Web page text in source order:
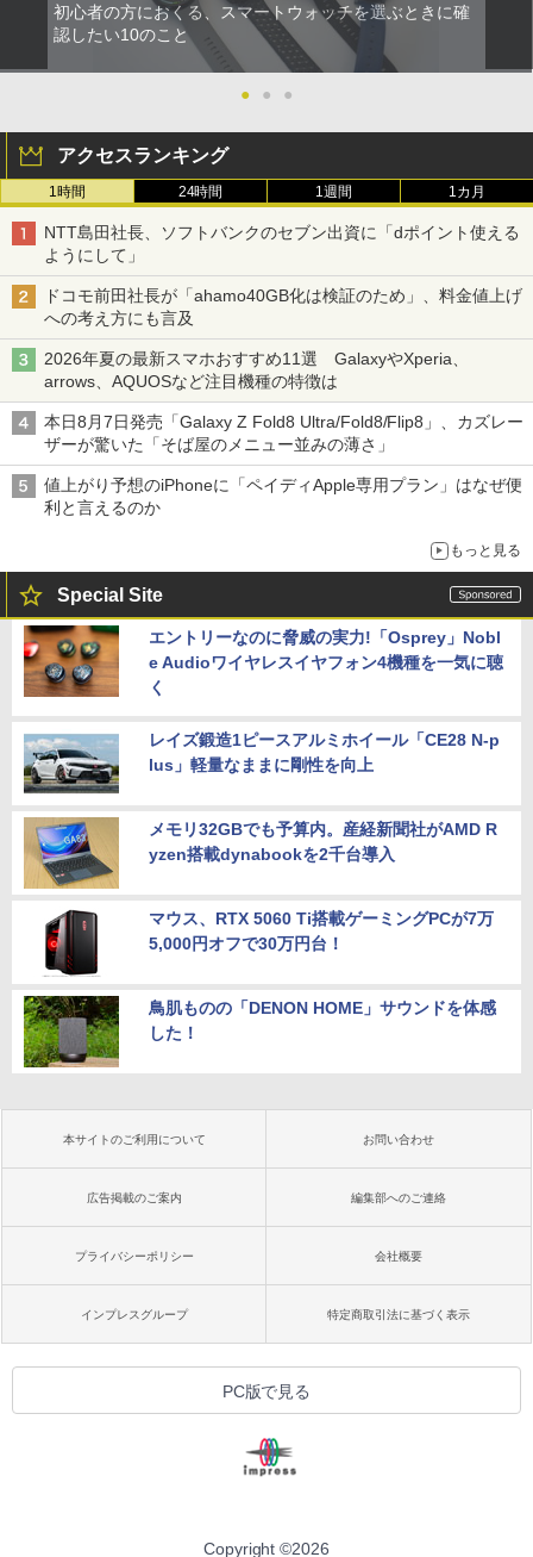
初心者の方におくる、スマートウォッチを選ぶときに確
認したい10のこと
● ● ●
アクセスランキング
1時間 24時間 1週間 1カ月
NTT島田社長、ソフトバンクのセブン出資に「dポイント使える
ようにして」
ドコモ前田社長が「ahamo40GB化は検証のため」、料金値上げ
への考え方にも言及
2026年夏の最新スマホおすすめ11選 GalaxyやXperia、
arrows、AQUOSなど注目機種の特徴は
本日8月7日発売「Galaxy Z Fold8 Ultra/Fold8/Flip8」、カズレー
ザーが驚いた「そば屋のメニュー並みの薄さ」
値上がり予想のiPhoneに「ペイディApple専用プラン」はなぜ便
利と言えるのか
もっと見る
Special Site
エントリーなのに脅威の実力!「Osprey」Nobl
e Audioワイヤレスイヤフォン4機種を一気に聴
く
レイズ鍛造1ピースアルミホイール「CE28 N-p
lus」軽量なままに剛性を向上
メモリ32GBでも予算内。産経新聞社がAMD R
yzen搭載dynabookを2千台導入
マウス、RTX 5060 Ti搭載ゲーミングPCが7万
5,000円オフで30万円台！
鳥肌ものの「DENON HOME」サウンドを体感
した！
本サイトのご利用について お問い合わせ
広告掲載のご案内 編集部へのご連絡
プライバシーポリシー 会社概要
インプレスグループ 特定商取引法に基づく表示
PC版で見る
Copyright ©2026